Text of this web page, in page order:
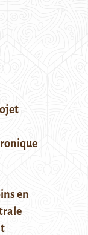
en